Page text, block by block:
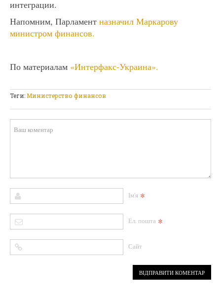
интеграции.
Напомним, Парламент назначил Маркарову
министром финансов.
По материалам «Интерфакс-Украина».
Теги:Министерство финансов
Ім'я *
Ел. пошта *
Сайт